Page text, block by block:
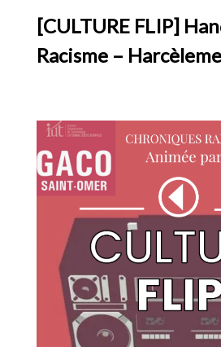
[CULTURE FLIP]
Racisme –